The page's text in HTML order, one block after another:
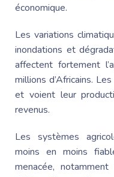
économique.
Les variations
inondations et
affectent fortement
millions d’Africains.
et voient leur
revenus.
Les systèmes
moins en moins
menacée,